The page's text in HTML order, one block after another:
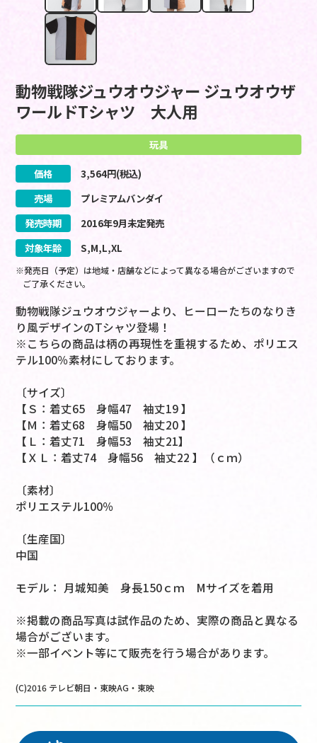
動物戦隊ジュウオウジャー ジュウオウザ
ワールドTシャツ 大人用
玩具
価格 3,564円(税込)
売場
プレミアムバンダイ
発売時期
2016年9月未定発売
対象年齢
S,M,L,XL
※発売日（予定）は地域・店舗などによって異なる場合がございますので
ご了承ください。
動物戦隊ジュウオウジャーより、ヒーローたちのなりき
り風デザインのTシャツ登場！
※こちらの商品は柄の再現性を重視するため、ポリエス
テル100％素材にしております。
〔サイズ〕
【Ｓ：着丈65 身幅47 袖丈19 】
【Ｍ：着丈68 身幅50 袖丈20 】
【Ｌ：着丈71 身幅53 袖丈21】
【ＸＬ：着丈74 身幅56 袖丈22 】（ｃｍ）
〔素材〕
ポリエステル100％
〔生産国〕
中国
モデル： 月城知美 身長150ｃｍ Mサイズを着用
※掲載の商品写真は試作品のため、実際の商品と異なる
場合がございます。
※一部イベント等にて販売を行う場合があります。
(C)2016 テレビ朝日・東映AG・東映